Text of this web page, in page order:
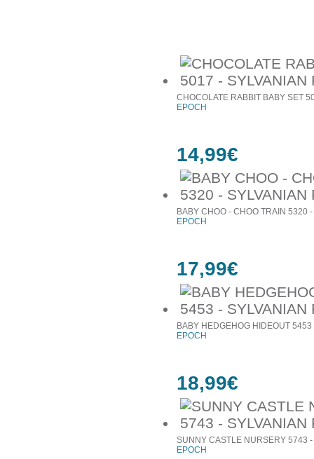
CHOCOLATE RABBIT BABY SET
EPOCH
14,99€
BABY CHOO - CHOO TRAIN 5320
EPOCH
17,99€
BABY HEDGEHOG HIDEOUT
EPOCH
18,99€
SUNNY CASTLE NURSERY 5743 -
EPOCH